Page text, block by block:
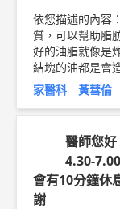
準。 新竹東元醫院 家庭醫學科 主治醫師 黃彗倫 醫師簡介
► http://bit.ly/
依您描述的內容
質，可以幫助脂
好的油脂就像是
結塊的油都是會
然食物，通常升
豆類等。 2. 肌肉訓練 先做肌肉訓練再做有氧運動，會提高
脂肪的燃燒率！
快，所以在訓練
消耗脂肪。 3. 有氧運動 長跑選手身上幾乎沒有多餘的皮下
脂肪，有氧運
以燃燒，至少需要
觀念交流，一切以醫師實
家醫科 黃彗倫
醫師您
4.30-
會有10分鐘休
謝